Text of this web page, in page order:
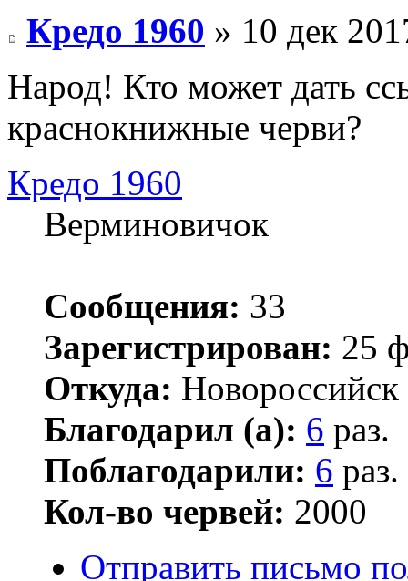
Кредо 1960 » 10 дек
Народ! Кто может дать
краснокнижные черви?
Кредо 1960
Верминовичок
Сообщения: 33
Зарегистрирован: 25
Откуда: Новороссийск
Благодарил (а): 6 раз.
Поблагодарили: 6 раз.
Кол-во червей: 2000
Отправить письмо